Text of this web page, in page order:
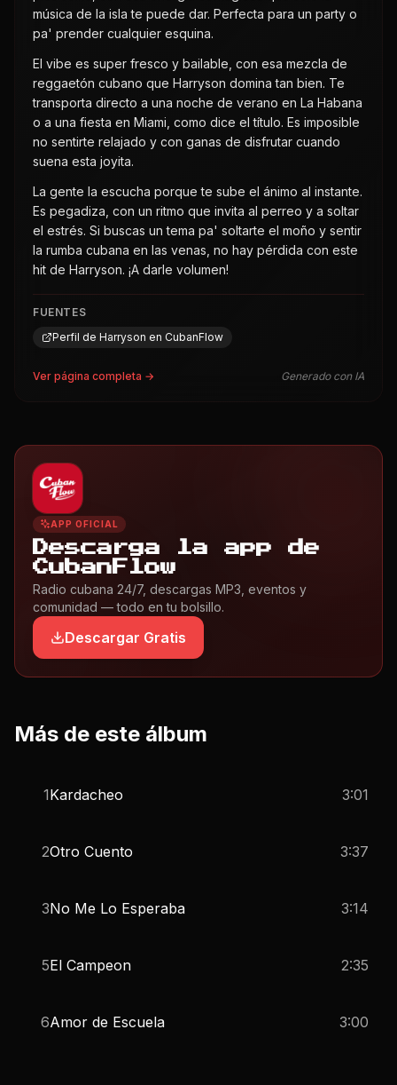
música de la isla te puede dar. Perfecta para un party o
pa' prender cualquier esquina.
El vibe es super fresco y bailable, con esa mezcla de
reggaetón cubano que Harryson domina tan bien. Te
transporta directo a una noche de verano en La Habana
o a una fiesta en Miami, como dice el título. Es imposible
no sentirte relajado y con ganas de disfrutar cuando
suena esta joyita.
La gente la escucha porque te sube el ánimo al instante.
Es pegadiza, con un ritmo que invita al perreo y a soltar
el estrés. Si buscas un tema pa' soltarte el moño y sentir
la rumba cubana en las venas, no hay pérdida con este
hit de Harryson. ¡A darle volumen!
FUENTES
Perfil de Harryson en CubanFlow
Ver página completa → Generado con IA
APP OFICIAL
Descarga la app de
CubanFlow
Radio cubana 24/7, descargas MP3, eventos y
comunidad — todo en tu bolsillo.
Descargar Gratis
Más de este álbum
1Kardacheo 3:01
2Otro Cuento 3:37
3No Me Lo Esperaba 3:14
5El Campeon 2:35
6Amor de Escuela 3:00